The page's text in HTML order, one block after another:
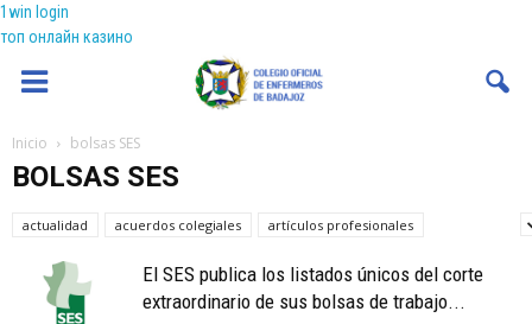
1win login
топ онлайн казино
Coenfeba
Inicio bolsas SES
BOLSAS SES
actualidad acuerdos colegiales
artículos profesionales
El SES publica los listados únicos del corte
extraordinario de sus bolsas de trabajo...